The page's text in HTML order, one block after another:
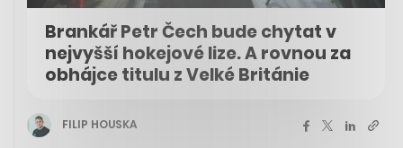
Brankář Petr Čech bude chytat v
nejvyšší hokejové lize. A rovnou za
obhájce titulu z Velké Británie
FILIP HOUSKA